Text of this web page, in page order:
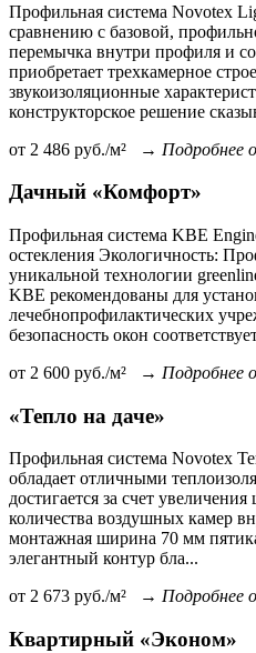
Профильная система Novotex
сравнению с базовой,
перемычка внутри профиля и
приобретает трехкамерное
звукоизоляционные
конструкторское решение
от 2 486 руб./м² → Подробнее
Дачный «Комфорт»
Профильная система KBE
остекления Экологичность:
уникальной технологии
KBE рекомендованы для
лечебнопрофилактических
безопасность окон
от 2 600 руб./м² → Подробнее
«Тепло на даче»
Профильная система Novotex
обладает отличными
достигается за счет
количества воздушных камер
монтажная ширина 70 мм
элегантный контур бла...
от 2 673 руб./м² → Подробнее
Квартирный «Эконом»